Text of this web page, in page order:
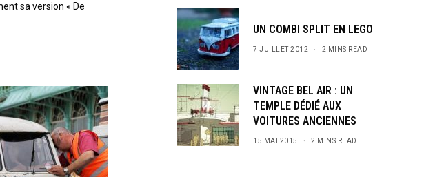
sa version « De
UN COMBI SPLIT EN LEGO
7 JUILLET 2012 2 MINS READ
VINTAGE BEL AIR : UN
TEMPLE DÉDIÉ AUX
VOITURES ANCIENNES
15 MAI 2015 2 MINS READ